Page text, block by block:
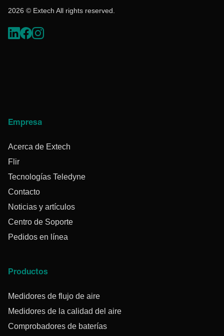
2026 © Extech All rights reserved.
Empresa
Acerca de Extech
Flir
Tecnologías Teledyne
Contacto
Noticias y artículos
Centro de Soporte
Pedidos en línea
Productos
Medidores de flujo de aire
Medidores de la calidad del aire
Comprobadores de baterías